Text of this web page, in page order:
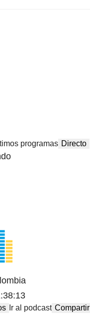
programas Directo
Ir al podcast Compartir